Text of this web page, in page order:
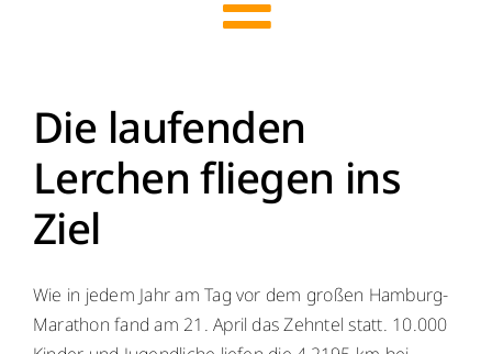
Toggle
Navigation
Start
Über uns
Menschen
Lernen
Die laufenden
Lerchen fliegen ins
Ziel
Wie in jedem Jahr am Tag vor dem großen Hamburg-
Marathon fand am 21. April das Zehntel statt. 10.000